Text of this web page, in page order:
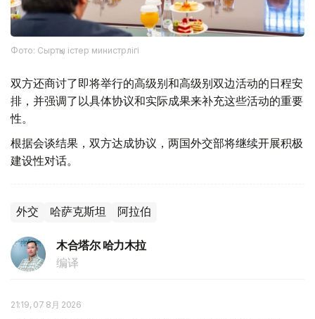
Фото: Сыртқы істер министрлігі
双方还商讨了即将举行的高级别和高级别双边活动的日程安
排，并强调了以具体协议和实际成果来补充这些活动的重要
性。
根据会谈结果，双方达成协议，两国外交部将继续开展积极
建设性对话。
外交 哈萨克斯坦 阿拉伯
木合塔尔 哈力木拉
编译
21:19, 07 8月 2026